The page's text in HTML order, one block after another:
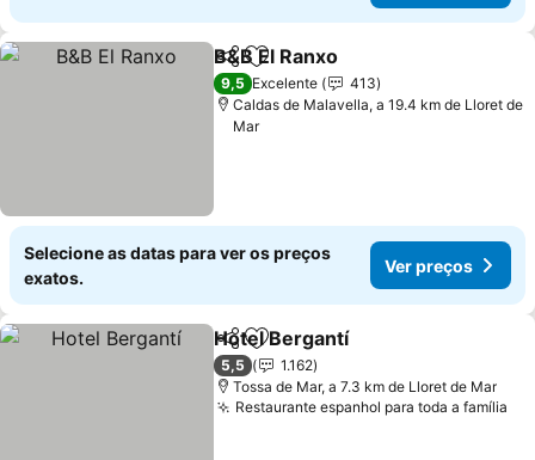
PartilharAdicionar aos favoritos
B&B El Ranxo
9,5 Excelente
413
Caldas de Malavella, a 19.4 km de Lloret de
Mar
Selecione as datas para ver os preços
exatos.
Ver preços
PartilharAdicionar aos favoritos
Hotel Bergantí
5,5
1.162
Tossa de Mar, a 7.3 km de Lloret de Mar
Restaurante espanhol para toda a família